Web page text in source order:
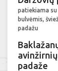
patiekiama
bulvėmis,
padažu
padaže